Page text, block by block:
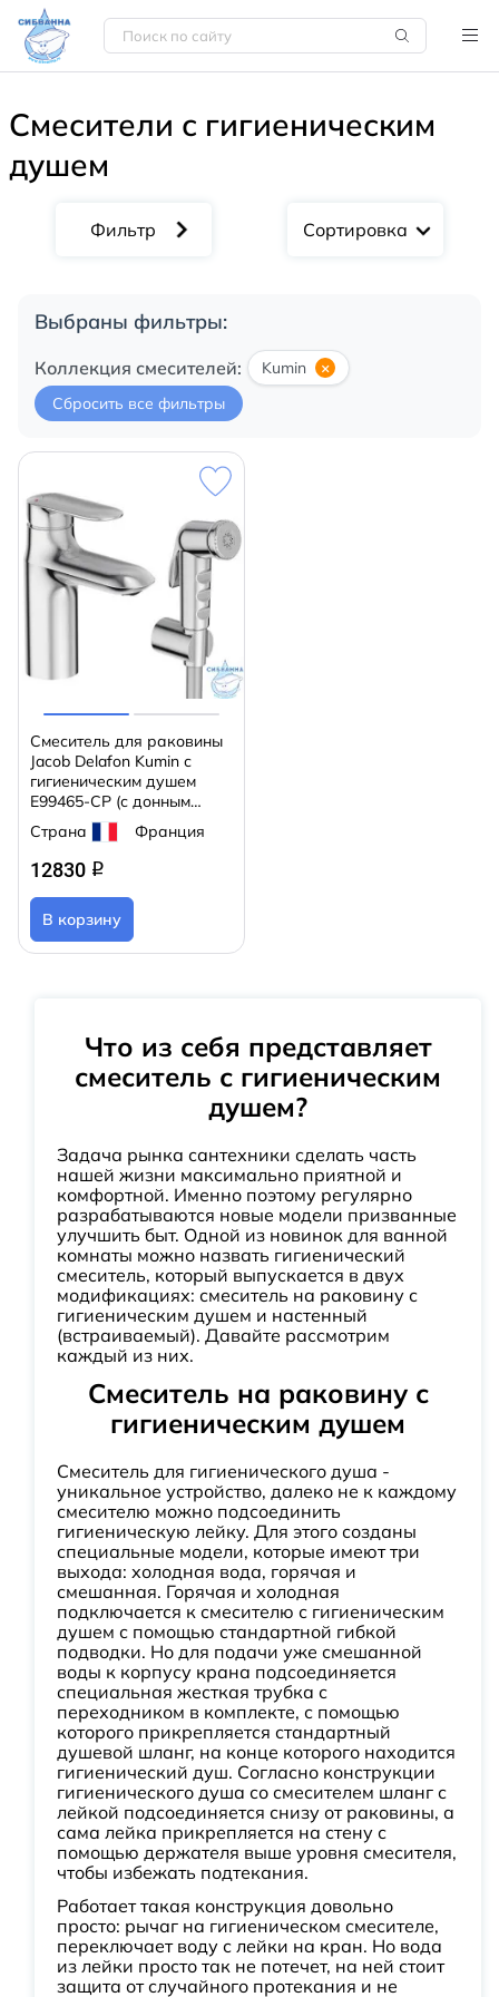
Смесители с гигиеническим
душем
Сортировка
Выбраны фильтры:
Коллекция смесителей: Kumin
×
Сбросить все фильтры
Смеситель для раковины
Jacob Delafon Kumin с
гигиеническим душем
E99465-CP (с донным
клапаном)
Страна Франция
12830 q
В корзину
Что из себя представляет
смеситель с гигиеническим
душем?
Задача рынка сантехники сделать часть
нашей жизни максимально приятной и
комфортной. Именно поэтому регулярно
разрабатываются новые модели призванные
улучшить быт. Одной из новинок для ванной
комнаты можно назвать гигиенический
смеситель, который выпускается в двух
модификациях: смеситель на раковину с
гигиеническим душем и настенный
(встраиваемый). Давайте рассмотрим
каждый из них.
Смеситель на раковину с
гигиеническим душем
Смеситель для гигиенического душа -
уникальное устройство, далеко не к каждому
смесителю можно подсоединить
гигиеническую лейку. Для этого созданы
специальные модели, которые имеют три
выхода: холодная вода, горячая и
смешанная. Горячая и холодная
подключается к смесителю с гигиеническим
душем с помощью стандартной гибкой
подводки. Но для подачи уже смешанной
воды к корпусу крана подсоединяется
специальная жесткая трубка с
переходником в комплекте, с помощью
которого прикрепляется стандартный
душевой шланг, на конце которого находится
гигиенический душ. Согласно конструкции
гигиенического душа со смесителем шланг с
лейкой подсоединяется снизу от раковины, а
сама лейка прикрепляется на стену с
помощью держателя выше уровня смесителя,
чтобы избежать подтекания.
Работает такая конструкция довольно
просто: рычаг на гигиеническом смесителе,
переключает воду с лейки на кран. Но вода
из лейки просто так не потечет, на ней стоит
защита от случайного протекания и не